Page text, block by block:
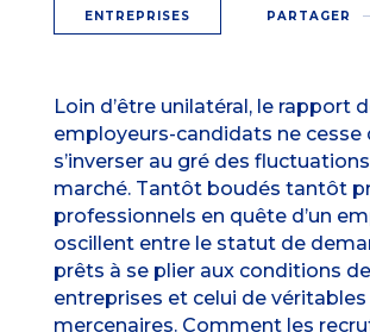
ENTREPRISES PARTAGER
Loin d’être unilatéral, le rapport
employeurs-candidats ne cesse
s’inverser au gré des
marché. Tantôt boudés tantôt
professionnels en quête d’un
oscillent entre le statut de
prêts à se plier aux conditions
entreprises et celui de véritables
mercenaires. Comment les